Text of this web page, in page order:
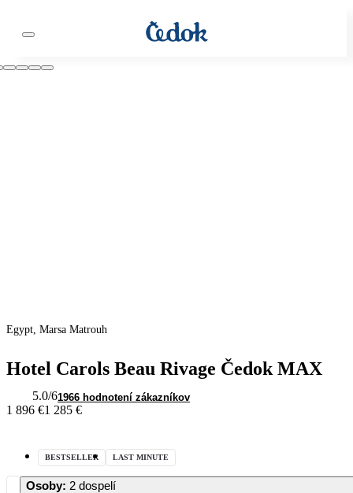
Egypt, Marsa Matrouh
Hotel Carols Beau Rivage Čedok MAX
5.0/61966 hodnotení zákazníkov
1 896 €1 285 €
BESTSELLER LAST MINUTE
Osoby: 2 dospelí